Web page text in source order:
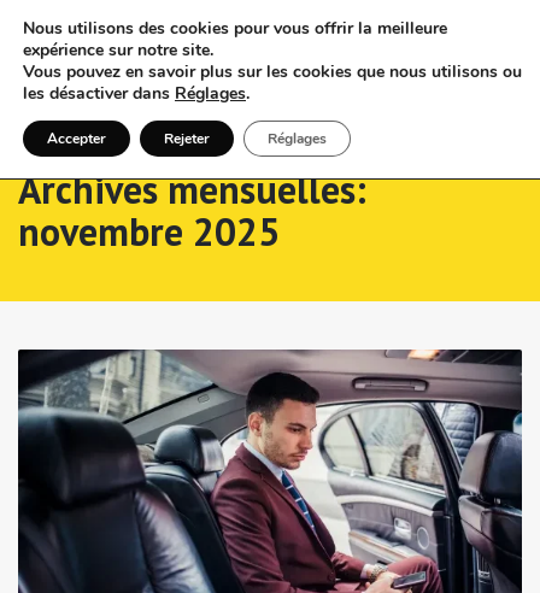
Archives mensuelles:
novembre 2025
Nous utilisons des cookies pour vous offrir la meilleure
expérience sur notre site.
Vous pouvez en savoir plus sur les cookies que nous utilisons ou
les désactiver dans Réglages.
Accepter Rejeter Réglages